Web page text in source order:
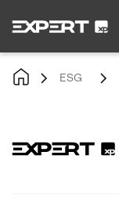
ESG